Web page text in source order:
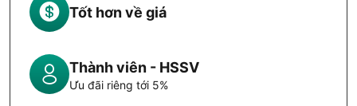
Tốt hơn về giá
Thành viên - HSSV
Ưu đãi riêng tới 5%